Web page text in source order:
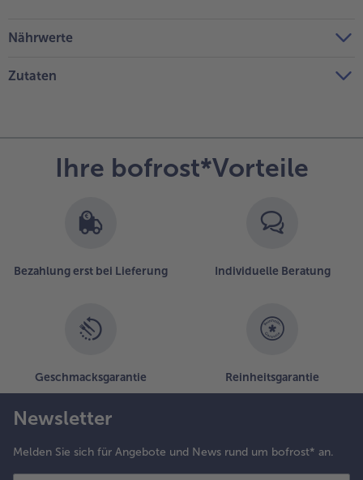
Nährwerte
Zutaten
Ihre bofrost*Vorteile
Bezahlung erst bei Lieferung Individuelle Beratung
Geschmacksgarantie Reinheitsgarantie
Newsletter
Melden Sie sich für Angebote und News rund um bofrost* an.